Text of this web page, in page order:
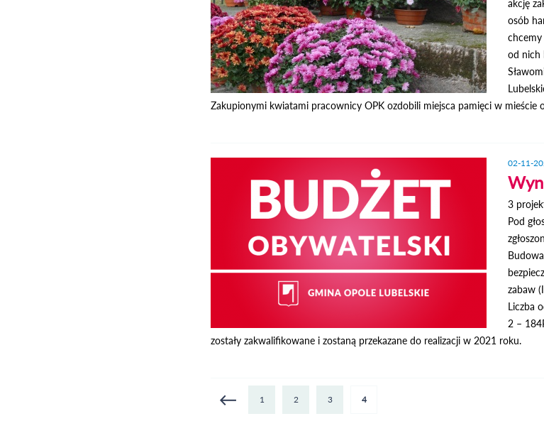
akcję
osób
od nich
Zakupionymi kwiatami pracownicy OPK ozdobili miejsca pamięci w mieście
02-11-
3
Pod
zabaw
Liczba
2 –
zostały zakwalifikowane i zostaną przekazane do realizacji w 2021 roku.
Strony 1 2 3 4